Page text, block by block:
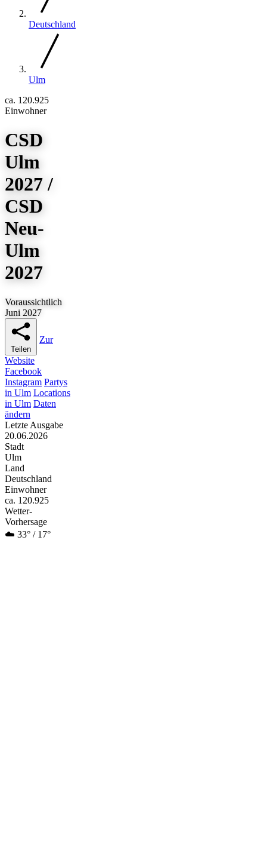
Deutschland
Ulm
ca. 120.925
Einwohner
CSD
Ulm
2027 /
CSD
Neu-
Ulm
2027
Voraussichtlich
Juni 2027
Teilen
Zur
Website
Facebook
Instagram Partys
in Ulm Locations
in Ulm Daten
ändern
Letzte Ausgabe
20.06.2026
Stadt
Ulm
Land
Deutschland
Einwohner
ca. 120.925
Wetter-
Vorhersage
☁️ 33° / 17°